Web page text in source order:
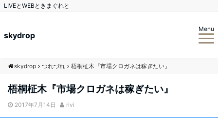
LIVEとWEBときまぐれと
skydrop
Menu
skydrop つれづれ 梧桐柾木『市場クロガネは稼ぎたい』
梧桐柾木『市場クロガネは稼ぎたい』
2017年7月14日 rivi